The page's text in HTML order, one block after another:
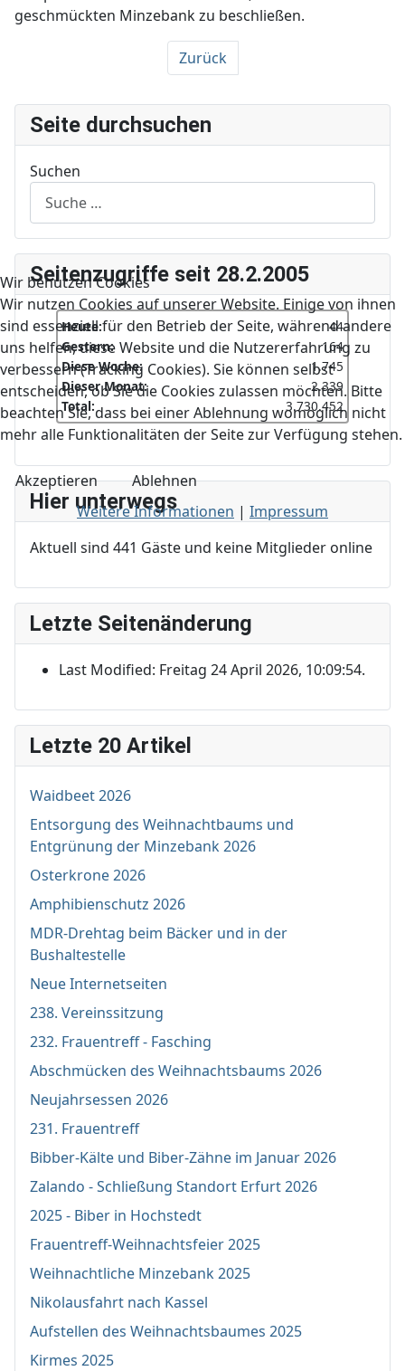
geschmückten Minzebank zu beschließen.
Zurück
Seite durchsuchen
Suchen
Seitenzugriffe seit 28.2.2005
Heute:
44
Gestern:
164
Diese Woche:
1.745
Dieser Monat:
2.339
Total:
3.730.452
Hier unterwegs
Aktuell sind 441 Gäste und keine Mitglieder online
Letzte Seitenänderung
Last Modified: Freitag 24 April 2026, 10:09:54.
Letzte 20 Artikel
Waidbeet 2026
Entsorgung des Weihnachtbaums und
Entgrünung der Minzebank 2026
Osterkrone 2026
Amphibienschutz 2026
MDR-Drehtag beim Bäcker und in der
Bushaltestelle
Neue Internetseiten
238. Vereinssitzung
232. Frauentreff - Fasching
Abschmücken des Weihnachtsbaums 2026
Neujahrsessen 2026
231. Frauentreff
Bibber-Kälte und Biber-Zähne im Januar 2026
Zalando - Schließung Standort Erfurt 2026
2025 - Biber in Hochstedt
Frauentreff-Weihnachtsfeier 2025
Weihnachtliche Minzebank 2025
Nikolausfahrt nach Kassel
Aufstellen des Weihnachtsbaumes 2025
Kirmes 2025
Wir benutzen Cookies
Wir nutzen Cookies auf unserer Website. Einige von ihnen
sind essenziell für den Betrieb der Seite, während andere
uns helfen, diese Website und die Nutzererfahrung zu
verbessern (Tracking Cookies). Sie können selbst
entscheiden, ob Sie die Cookies zulassen möchten. Bitte
beachten Sie, dass bei einer Ablehnung womöglich nicht
mehr alle Funktionalitäten der Seite zur Verfügung stehen.
Akzeptieren
Ablehnen
Weitere Informationen | Impressum